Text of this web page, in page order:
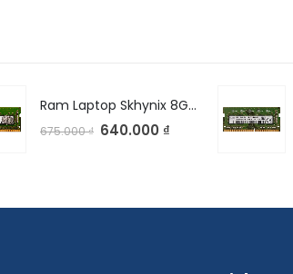
Ram Laptop Skhynix 8GB DDR4 2400Mhz
675.000₫ 640.000 ₫